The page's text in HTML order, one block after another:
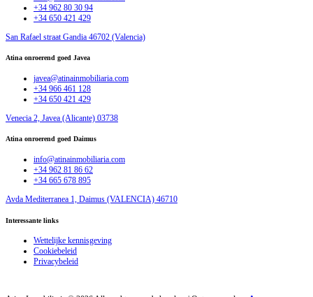
+34 962 80 30 94
+34 650 421 429
San Rafael straat Gandia 46702 (Valencia)
Atina onroerend goed Javea
javea@atinainmobiliaria.com
+34 966 461 128
+34 650 421 429
Venecia 2, Javea (Alicante) 03738
Atina onroerend goed Daimus
info@atinainmobiliaria.com
+34 962 81 86 62
+34 665 678 895
Avda Mediterranea 1, Daimus (VALENCIA) 46710
Interessante links
Wettelijke kennisgeving
Cookiebeleid
Privacybeleid